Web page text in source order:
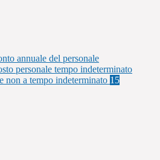
annuale del personale
personale tempo indeterminato
non a tempo indeterminato 15